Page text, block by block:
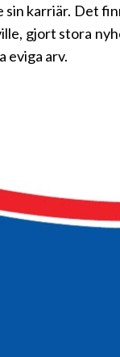
karriär. Det
gjort stora
eviga arv.